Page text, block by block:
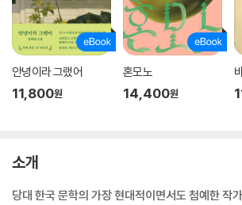
안녕이라 그랬어
11,800원
혼모노
14,400원
소개
당대 한국 문학의 가장 현대적이면서도 첨예한 작